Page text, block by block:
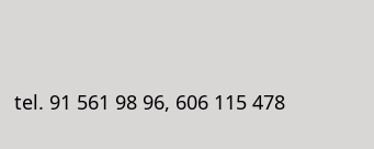
tel. 91 561 98 96, 606 115 478